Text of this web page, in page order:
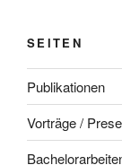
SEITEN
Publikationen
Vorträge /